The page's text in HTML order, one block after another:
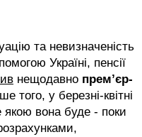
та невизначеність
Україні, пенсії
нещодавно прем’єр-
того, у березні-квітні
якою вона буде - поки